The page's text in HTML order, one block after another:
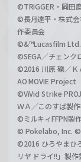
©TRIGGER・岡田
©長月達平・株式会
作委員会
©&™Lucasfilm Ltd.
©SEGA／チェンク
©2016 川原 礫／Ｋ
AO MOVIE Project
©ViVid Strike
ＷＡ／このすば製
©ミルキィFFPN製
© Pokelabo, Inc. ©
©2016 ひろやまひ
リヤ ドライ!!」製